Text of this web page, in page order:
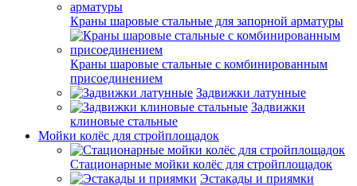
Краны шаровые стальные для запорной арматуры
Краны шаровые стальные с комбинированным
присоединением
Задвижки латунные
Задвижки
клиновые стальные
Мойки колёс для стройплощадок
Стационарные мойки колёс для стройплощадок
Эстакады и приямки